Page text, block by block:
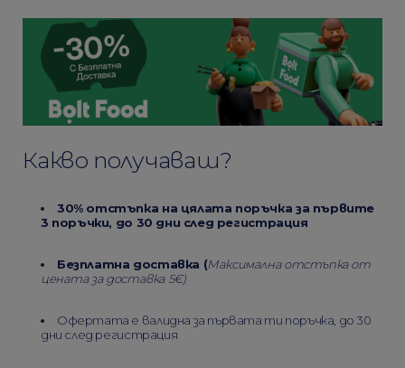
Какво получаваш?
30% отстъпка на цялата поръчка за първите
3 поръчки, до 30 дни след регистрация
Безплатна доставка (Максимална отстъпка от
цената за доставка 5€)
Офертата е валидна за първата ти поръчка, до 30
дни след регистрация